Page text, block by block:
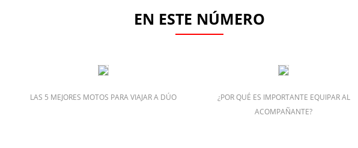
EN ESTE NÚMERO
LAS 5 MEJORES MOTOS PARA VIAJAR A DÚO
¿POR QUÉ ES IMPORTANTE EQUIPAR AL
ACOMPAÑANTE?